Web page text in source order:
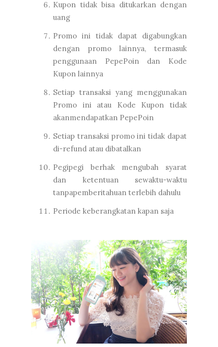
Kupon tidak bisa ditukarkan dengan
uang
Promo ini tidak dapat digabungkan
dengan promo lainnya, termasuk
penggunaan PepePoin dan Kode
Kupon lainnya
Setiap transaksi yang menggunakan
Promo ini atau Kode Kupon tidak
akanmendapatkan PepePoin
Setiap transaksi promo ini tidak dapat
di-refund atau dibatalkan
Pegipegi berhak mengubah syarat
dan ketentuan sewaktu-waktu
tanpapemberitahuan terlebih dahulu
Periode keberangkatan kapan saja